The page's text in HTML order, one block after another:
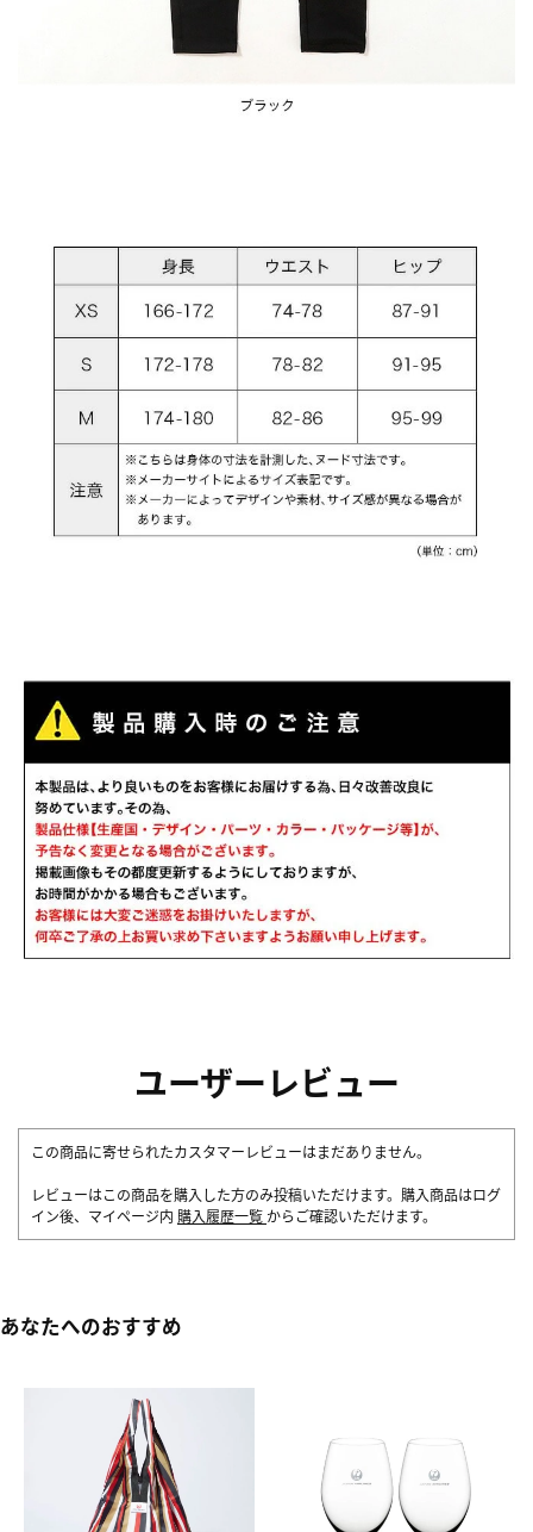
ユーザーレビュー
この商品に寄せられたカスタマーレビューはまだありません。
レビューはこの商品を購入した方のみ投稿いただけます。購入商品はログ
イン後、マイページ内 購入履歴一覧 からご確認いただけます。
あなたへのおすすめ